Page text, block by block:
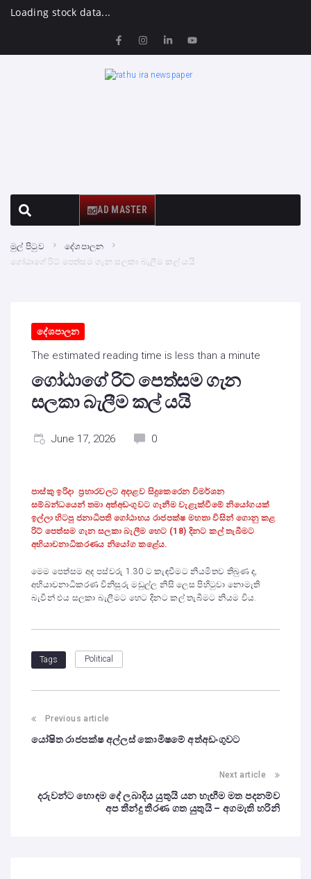
Loading stock data...
AD MASTER
මුල් පිටුව
දේශපාලන
ගෝඨාගේ රිට් පෙත්සම ගැන සලකා බැලීම කල් යයි
දේශපාලන
The estimated reading time is less than a minute
ගෝඨාගේ රිට් පෙත්සම ගැන
සලකා බැලීම කල් යයි
June 17, 2026 0
පාස්කු ඉරිදා ප්‍රහාරවලට අදාළව සිදුකෙරෙන විමර්ශන
සම්බන්ධයෙන් තමා අත්අඩංගුවට ගැනීම වැළැක්වීමේ නියෝගයක්
ඉල්ලා හිටපු ජනාධිපති ගෝඨාභය රාජපක්ෂ මහතා විසින් ගොනු කළ
රිට් පෙත්සම ගැන සලකා බැලීම හෙට (18) දිනට කල් තැබීමට
අභියාචනාධිකරණය නියෝග කළේය.
මෙම පෙත්සම අද පස්වරු 1.30 ට කැඳවීමට නියමිතව තිබුණ ද,
අභියාචනාධිකරණ විනිසුරු මඩුල්ල නිසි ලෙස පිහිටුවා නොමැති
බැවින් එය සලකා බැලීමට හෙට දිනට කල් තැබීමට නියම විය.
Tags Political
Previous article
යෝෂිත රාජපක්ෂ අල්ලස් කොමිෂමේ අත්අඩංගුවට
Next article
දරුවන්ට හොඳම දේ ලබාදිය යුතුයි යන හැඟීම මත පදනම්ව
අප තීන්දු තීරණ ගත යුතුයි – අගමැති හරිනි